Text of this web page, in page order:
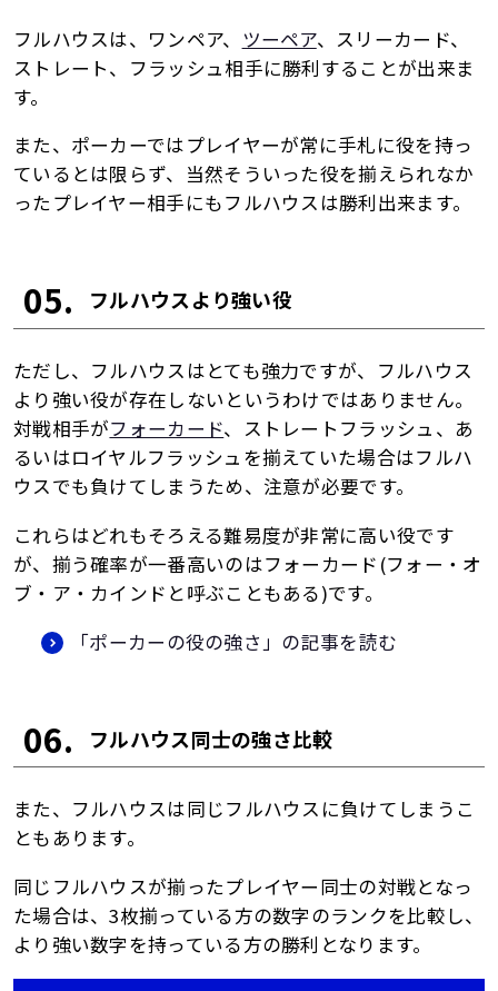
フルハウスは、ワンペア、 ツーペア、スリーカード、
ストレート、フラッシュ相手に勝利することが出来ま
す。
また、ポーカーではプレイヤーが常に手札に役を持っ
ているとは限らず、当然そういった役を揃えられなか
ったプレイヤー相手にもフルハウスは勝利出来ます。
05. フルハウスより強い役
ただし、フルハウスはとても強力ですが、フルハウス
より強い役が存在しないというわけではありません。
対戦相手がフォーカード、ストレートフラッシュ、あ
るいはロイヤルフラッシュを揃えていた場合はフルハ
ウスでも負けてしまうため、注意が必要です。
これらはどれもそろえる難易度が非常に高い役です
が、揃う確率が一番高いのはフォーカード(フォー・オ
ブ・ア・カインドと呼ぶこともある)です。
「ポーカーの役の強さ」の記事を読む
06. フルハウス同士の強さ比較
また、フルハウスは同じフルハウスに負けてしまうこ
ともあります。
同じフルハウスが揃ったプレイヤー同士の対戦となっ
た場合は、3枚揃っている方の数字のランクを比較し、
より強い数字を持っている方の勝利となります。